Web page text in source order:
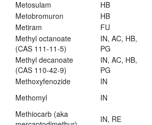
Metosulam
HB
Metobromuron
HB
Metiram
FU
Methyl octanoate
(CAS 111-11-5)
IN, AC, HB,
PG
Methyl decanoate
(CAS 110-42-9)
IN, AC, HB,
PG
Methoxyfenozide
IN
Methomyl
IN
Methiocarb (aka
IN, RE